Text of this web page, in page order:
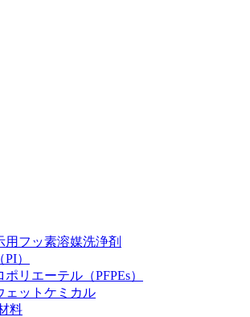
用フッ素溶媒洗浄剤
）
リエーテル（PFPEs）
ェットケミカル
料